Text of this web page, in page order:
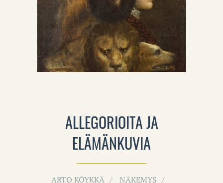
ALLEGORIOITA JA
ELÄMÄNKUVIA
ARTO KÖYKKÄ
NÄKEMYS